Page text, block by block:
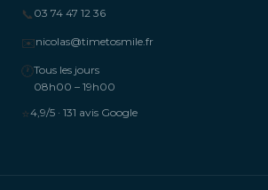
📞 03 74 47 12 36
✉️nicolas@timetosmile.fr
🕐Tous les jours
08h00 – 19h00
⭐4,9/5 · 131 avis Google